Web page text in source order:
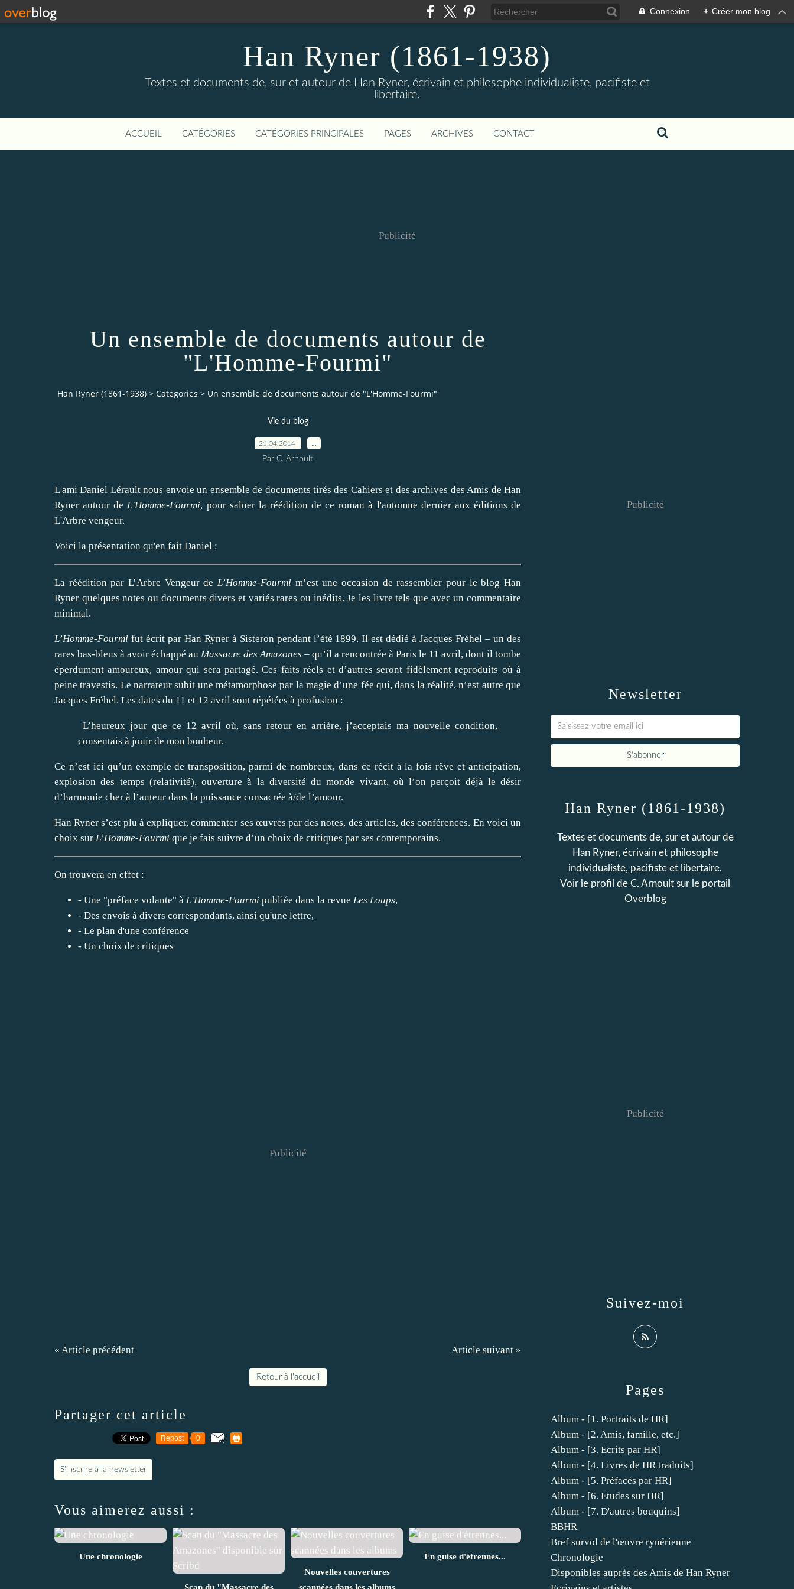
Connexion + Créer mon blog
Han Ryner (1861-1938)
Textes et documents de, sur et autour de Han Ryner, écrivain et philosophe individualiste, pacifiste et
libertaire.
ACCUEIL CATÉGORIES CATÉGORIES PRINCIPALES PAGES ARCHIVES CONTACT
Publicité
Un ensemble de documents autour de
"L'Homme-Fourmi"
Han Ryner (1861-1938) > Categories > Un ensemble de documents autour de "L'Homme-Fourmi"
Vie du blog
21.04.2014
Par C. Arnoult
L'ami Daniel Lérault nous envoie un ensemble de documents tirés des Cahiers et des archives des Amis de Han
Ryner autour de L'Homme-Fourmi, pour saluer la réédition de ce roman à l'automne dernier aux éditions de
L'Arbre vengeur.
Voici la présentation qu'en fait Daniel :
La réédition par L’Arbre Vengeur de L’Homme-Fourmi m’est une occasion de rassembler pour le blog Han
Ryner quelques notes ou documents divers et variés rares ou inédits. Je les livre tels que avec un commentaire
minimal.
L’Homme-Fourmi fut écrit par Han Ryner à Sisteron pendant l’été 1899. Il est dédié à Jacques Fréhel – un des
rares bas-bleus à avoir échappé au Massacre des Amazones ‒ qu’il a rencontrée à Paris le 11 avril, dont il tombe
éperdument amoureux, amour qui sera partagé. Ces faits réels et d’autres seront fidèlement reproduits où à
peine travestis. Le narrateur subit une métamorphose par la magie d’une fée qui, dans la réalité, n’est autre que
Jacques Fréhel. Les dates du 11 et 12 avril sont répétées à profusion :
L’heureux jour que ce 12 avril où, sans retour en arrière, j’acceptais ma nouvelle condition,
consentais à jouir de mon bonheur.
Ce n’est ici qu’un exemple de transposition, parmi de nombreux, dans ce récit à la fois rêve et anticipation,
explosion des temps (relativité), ouverture à la diversité du monde vivant, où l’on perçoit déjà le désir
d’harmonie cher à l’auteur dans la puissance consacrée à/de l’amour.
Han Ryner s’est plu à expliquer, commenter ses œuvres par des notes, des articles, des conférences. En voici un
choix sur L’Homme-Fourmi que je fais suivre d’un choix de critiques par ses contemporains.
On trouvera en effet :
- Une "préface volante" à L'Homme-Fourmi publiée dans la revue Les Loups,
- Des envois à divers correspondants, ainsi qu'une lettre,
- Le plan d'une conférence
- Un choix de critiques
Publicité
« Article précédent Article suivant »
Retour à l'accueil
Partager cet article
Repost 0
S'inscrire à la newsletter
Vous aimerez aussi :
Une chronologie
Scan du "Massacre des
Nouvelles couvertures
scannées dans les albums
En guise d'étrennes...
Newsletter
Publicité
Pages
Album - [1. Portraits de HR]
Album - [2. Amis, famille, etc.]
Album - [3. Ecrits par HR]
Album - [4. Livres de HR traduits]
Album - [5. Préfacés par HR]
Album - [6. Etudes sur HR]
Album - [7. D'autres bouquins]
BBHR
Bref survol de l'œuvre rynérienne
Chronologie
Disponibles auprès des Amis de Han Ryner
Han Ryner (1861-1938)
Textes et documents de, sur et autour de
Han Ryner, écrivain et philosophe
individualiste, pacifiste et libertaire.
Voir le profil de C. Arnoult sur le portail
Overblog
Suivez-moi
Publicité